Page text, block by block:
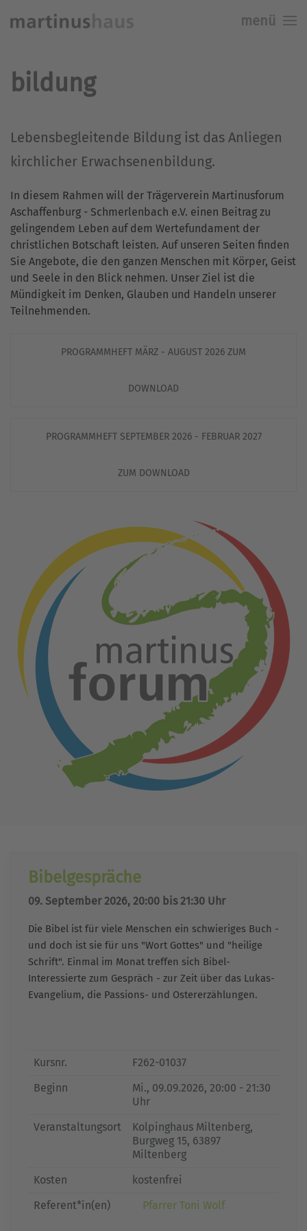
menü
bildung
Lebensbegleitende Bildung ist das Anliegen
kirchlicher Erwachsenenbildung.
In diesem Rahmen will der Trägerverein Martinusforum
Aschaffenburg - Schmerlenbach e.V. einen Beitrag zu
gelingendem Leben auf dem Wertefundament der
christlichen Botschaft leisten. Auf unseren Seiten finden
Sie Angebote, die den ganzen Menschen mit Körper, Geist
und Seele in den Blick nehmen. Unser Ziel ist die
Mündigkeit im Denken, Glauben und Handeln unserer
Teilnehmenden.
PROGRAMMHEFT MÄRZ - AUGUST 2026 ZUM
DOWNLOAD
PROGRAMMHEFT SEPTEMBER 2026 - FEBRUAR 2027
ZUM DOWNLOAD
Bibelgespräche
09. September 2026, 20:00 bis 21:30 Uhr
Die Bibel ist für viele Menschen ein schwieriges Buch -
und doch ist sie für uns "Wort Gottes" und "heilige
Schrift". Einmal im Monat treffen sich Bibel-
Interessierte zum Gespräch - zur Zeit über das Lukas-
Evangelium, die Passions- und Ostererzählungen.
Kursnr.
F262-01037
Beginn
Mi., 09.09.2026, 20:00 - 21:30
Uhr
Veranstaltungsort
Kolpinghaus Miltenberg,
Burgweg 15, 63897
Miltenberg
Kosten
kostenfrei
Referent*in(en)
Pfarrer Toni Wolf